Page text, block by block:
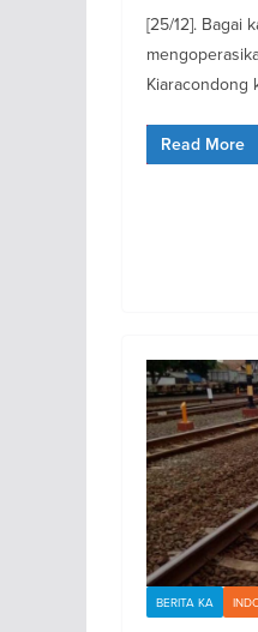
[25/12]. Bagai
Kiaracondong
Read More
BERITA KA